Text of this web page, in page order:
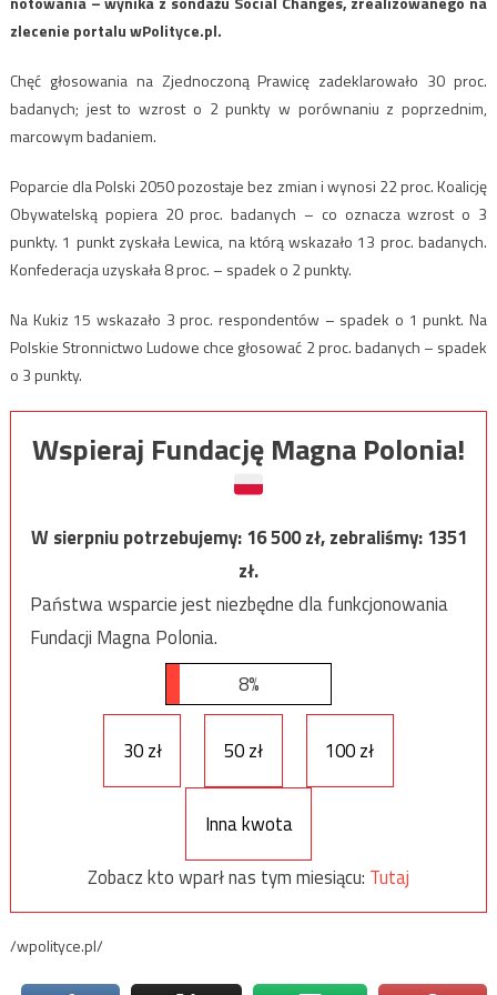
zlecenie portalu wPolityce.pl.
Chęć głosowania na Zjednoczoną Prawicę zadeklarowało 30 proc.
badanych; jest to wzrost o 2 punkty w porównaniu z poprzednim,
marcowym badaniem.
Poparcie dla Polski 2050 pozostaje bez zmian i wynosi 22 proc. Koalicję
Obywatelską popiera 20 proc. badanych – co oznacza wzrost o 3
punkty. 1 punkt zyskała Lewica, na którą wskazało 13 proc. badanych.
Konfederacja uzyskała 8 proc. – spadek o 2 punkty.
Na Kukiz 15 wskazało 3 proc. respondentów – spadek o 1 punkt. Na
Polskie Stronnictwo Ludowe chce głosować 2 proc. badanych – spadek
o 3 punkty.
Wspieraj Fundację Magna Polonia!
W sierpniu potrzebujemy:16 500zł, zebraliśmy:1351
zł.
Państwa wsparcie jest niezbędne dla funkcjonowania
Fundacji Magna Polonia.
8%
30 zł 50 zł 100 zł
Inna kwota
Zobacz kto wparł nas tym miesiącu: Tutaj
/wpolityce.pl/